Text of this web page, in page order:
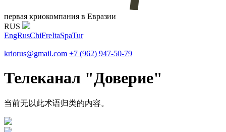
первая криокомпания в Евразии
RUS
EngRusChiFreItaSpaTur
kriorus@gmail.com +7 (962) 947-50-79
Телеканал "Доверие"
当前无以此术语归类的内容。